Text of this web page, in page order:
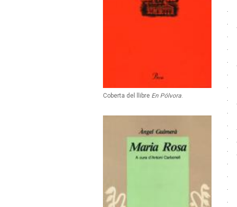
Coberta del llibre En Pólvora.